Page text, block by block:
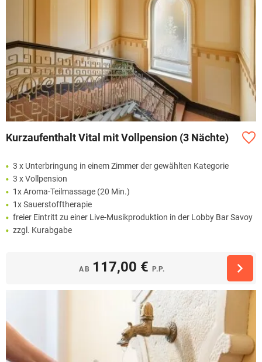
Kurzaufenthalt Vital mit Vollpension (3 Nächte)
3 x Unterbringung in einem Zimmer der gewählten Kategorie
3 x Vollpension
1x Aroma-Teilmassage (20 Min.)
1x Sauerstofftherapie
freier Eintritt zu einer Live-Musikproduktion in der Lobby Bar Savoy
zzgl. Kurabgabe
AB 117,00 € P.P.